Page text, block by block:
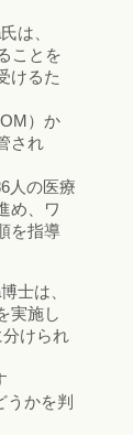
は、
ことを
けるた
）か
され
人の医療
め、ワ
を指導
士は、
実施し
けられ
うかを判